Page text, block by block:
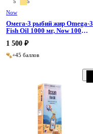
5 5
Now
Омега-3 рыбий жир Omega-3
Fish Oil 1000 мг, Now 100
1 500 ₽
+45 баллов